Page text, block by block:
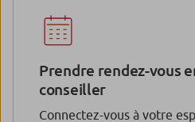
Prendre rendez-vous
conseiller
Connectez-vous à votre